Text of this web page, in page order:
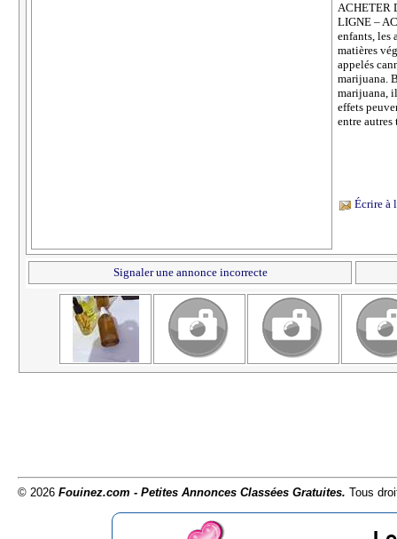
ACHETER
LIGNE –
enfants, les
matières
appelés
marijuana.
marijuana,
effets
entre
Écrire à
Signaler une annonce incorrecte
© 2026 Fouinez.com - Petites Annonces Classées Gratuites. Tous